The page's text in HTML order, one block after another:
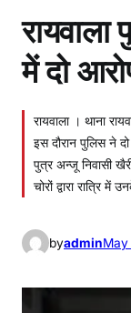
में दो
रायवाला । थाना
इस दौरान पुलिस ने दो
पुत्र अन्जू निवासी
चोरों द्वारा रात्रि
byadmin